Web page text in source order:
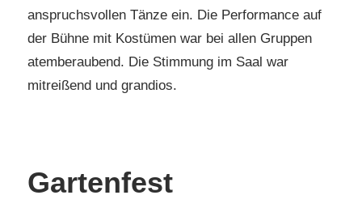
anspruchsvollen Tänze ein. Die Performance auf
der Bühne mit Kostümen war bei allen Gruppen
atemberaubend. Die Stimmung im Saal war
mitreißend und grandios.
Gartenfest